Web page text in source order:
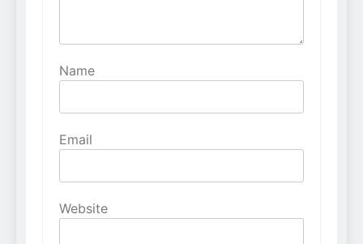
Name
Email
Website